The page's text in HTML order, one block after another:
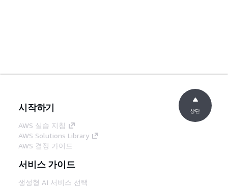
시작하기
AWS 실습 지침
AWS Solutions Library
AWS 결정 가이드
서비스 가이드
생성형 AI 서비스 선택
상단